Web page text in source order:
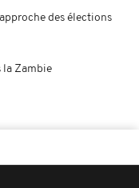
des élections
la Zambie